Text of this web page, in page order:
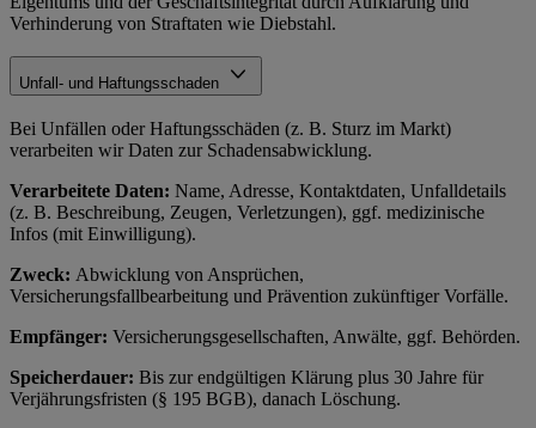
Verhinderung von Straftaten wie Diebstahl.
Unfall- und Haftungsschaden
Bei Unfällen oder Haftungsschäden (z. B. Sturz im Markt)
verarbeiten wir Daten zur Schadensabwicklung.
Verarbeitete Daten: Name, Adresse, Kontaktdaten, Unfalldetails
(z. B. Beschreibung, Zeugen, Verletzungen), ggf. medizinische
Infos (mit Einwilligung).
Zweck: Abwicklung von Ansprüchen,
Versicherungsfallbearbeitung und Prävention zukünftiger Vorfälle.
Empfänger: Versicherungsgesellschaften, Anwälte, ggf. Behörden.
Speicherdauer: Bis zur endgültigen Klärung plus 30 Jahre für
Verjährungsfristen (§ 195 BGB), danach Löschung.